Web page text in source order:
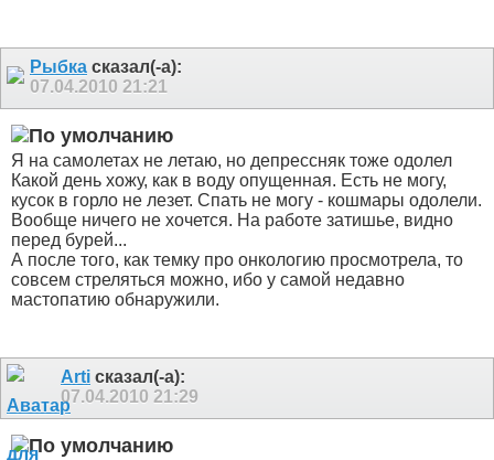
Рыбка сказал(-а):
07.04.2010 21:21
Я на самолетах не летаю, но депрессняк тоже одолел
Какой день хожу, как в воду опущенная. Есть не могу,
кусок в горло не лезет. Спать не могу - кошмары одолели.
Вообще ничего не хочется. На работе затишье, видно
перед бурей...
А после того, как темку про онкологию просмотрела, то
совсем стреляться можно, ибо у самой недавно
мастопатию обнаружили.
Arti сказал(-а):
07.04.2010 21:29